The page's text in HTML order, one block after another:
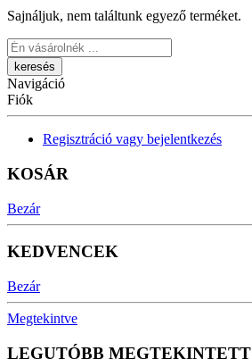
Sajnáljuk, nem találtunk egyező terméket.
Keresés
Navigáció
Fiók
Regisztráció vagy bejelentkezés
KOSÁR
Bezár
KEDVENCEK
Bezár
Megtekintve
LEGUTÓBB MEGTEKINTETT